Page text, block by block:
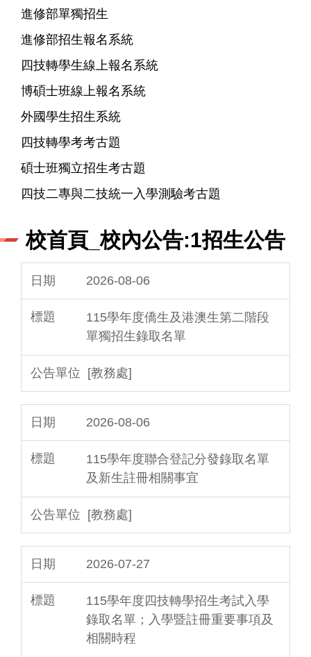
進修部單獨招生
進修部招生報名系統
四技轉學生線上報名系統
博碩士班線上報名系統
外國學生招生系統
四技轉學考考古題
碩士班獨立招生考古題
四技二專與二技統一入學測驗考古題
校首頁_校內公告:1招生公告
2026-08-06
115學年度僑生及港澳生第二階段
單獨招生錄取名單
[教務處]
2026-08-06
115學年度聯合登記分發錄取名單
及新生註冊相關事宜
[教務處]
2026-07-27
115學年度四技轉學招生考試入學
錄取名單；入學暨註冊重要事項及
相關時程